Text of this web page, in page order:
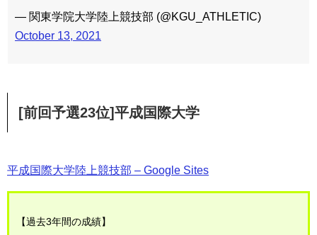
— 関東学院大学陸上競技部 (@KGU_ATHLETIC)
October 13, 2021
[前回予選23位]平成国際大学
平成国際大学陸上競技部 – Google Sites
【過去3年間の成績】